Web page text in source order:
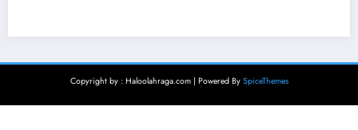
Copyright by : Haloolahraga.com | Powered By SpiceThemes